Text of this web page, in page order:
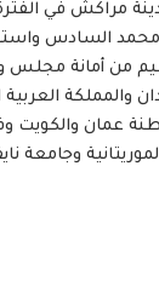
محمد السادس
من أمانة مجلس
والمملكة
عمان والكويت
وجامعة